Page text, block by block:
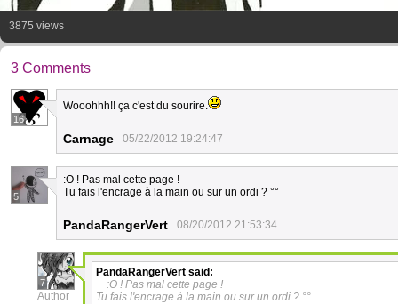
3875 views
3 Comments
16
Wooohhh!! ça c'est du sourire.
Carnage 05/22/2012 19:24:47
5
:O ! Pas mal cette page !
Tu fais l'encrage à la main ou sur un ordi ? °°
PandaRangerVert 08/20/2012 21:53:34
7
Author
PandaRangerVert said:
:O ! Pas mal cette page !
Tu fais l'encrage à la main ou sur un ordi ? °°